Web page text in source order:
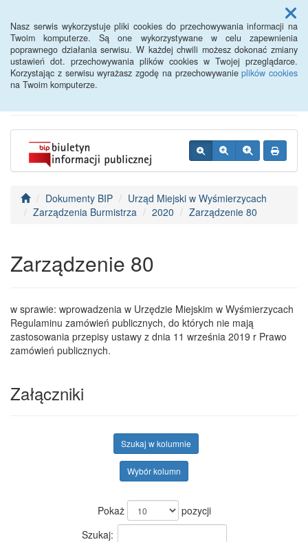
Nasz serwis wykorzystuje pliki cookies do przechowywania informacji na
Twoim komputerze. Są one wykorzystywane w celu zapewnienia
poprawnego działania serwisu. W każdej chwili możesz dokonać zmiany
ustawień dot. przechowywania plików cookies w Twojej przeglądarce.
Korzystając z serwisu wyrażasz zgodę na przechowywanieplików cookies
na Twoim komputerze.
Menu
BIP - Urząd Miejski
Wyśmierzyce
Dokumenty BIP
Urząd Miejski w Wyśmierzycach
Zarządzenia Burmistrza
2020 Zarządzenie 80
Zarządzenie 80
w sprawie: wprowadzenia w Urzędzie Miejskim w Wyśmierzycach
Regulaminu zamówień publicznych, do których nie mają
zastosowania przepisy ustawy z dnia 11 września 2019 r Prawo
zamówień publicznych.
Załączniki
Szukaj w kolumnie
Wybór kolumn
Pokaż
pozycji
Szukaj: